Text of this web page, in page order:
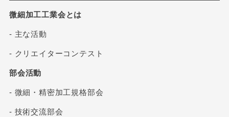
微細加工工業会とは
- 主な活動
- クリエイターコンテスト
部会活動
- 微細・精密加工規格部会
- 技術交流部会